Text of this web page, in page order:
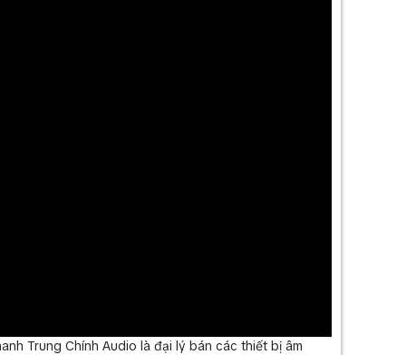
Trung Chính Audio là đại lý bán các thiết bị âm